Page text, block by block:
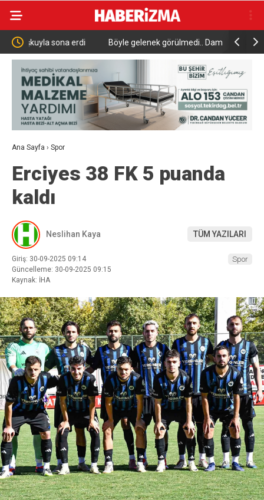
erdi Böyle gelenek görülmedi.. Damat su tankına atıldı
Ana Sayfa › Spor
Erciyes 38 FK 5 puanda
kaldı
Neslihan Kaya TÜM YAZILARI
Giriş: 30-09-2025 09:14
Güncelleme: 30-09-2025 09:15
Kaynak: İHA
Spor